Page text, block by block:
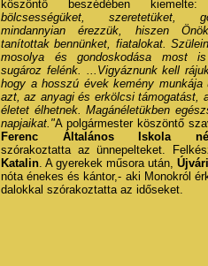
köszöntő beszédében
bölcsességüket, szeretetüket,
mindannyian érezzük, hiszen
tanítottak bennünket, fiatalokat.
mosolya és gondoskodása most
sugároz felénk. ...Vigyáznunk kell
hogy a hosszú évek kemény munkája
azt, az anyagi és erkölcsi támogatást,
életet élhetnek. Magánéletükben
napjaikat."A polgármester köszöntő
Ferenc Általános Iskola
szórakoztatta az ünnepelteket.
Katalin. A gyerekek műsora után,
nóta énekes és kántor,- aki Monokról
dalokkal szórakoztatta az időseket.